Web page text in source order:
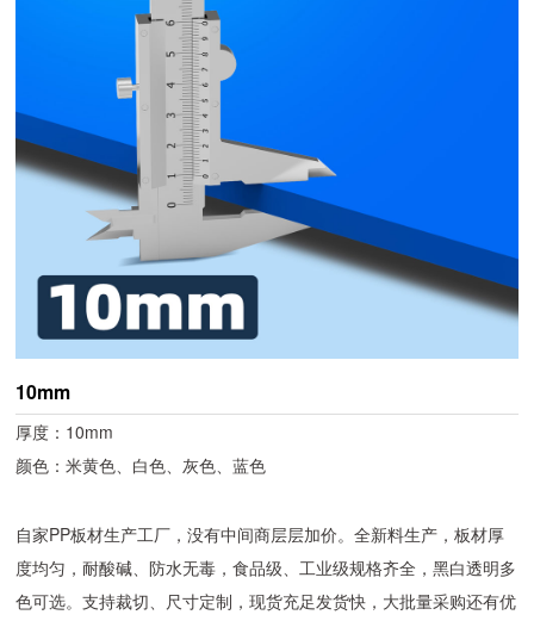
10mm
厚度：10mm
颜色：米黄色、白色、灰色、蓝色
自家PP板材生产工厂，没有中间商层层加价。全新料生产，板材厚
度均匀，耐酸碱、防水无毒，食品级、工业级规格齐全，黑白透明多
色可选。支持裁切、尺寸定制，现货充足发货快，大批量采购还有优